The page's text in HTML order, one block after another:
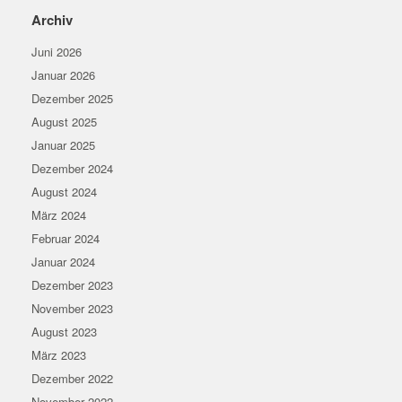
Archiv
Juni 2026
Januar 2026
Dezember 2025
August 2025
Januar 2025
Dezember 2024
August 2024
März 2024
Februar 2024
Januar 2024
Dezember 2023
November 2023
August 2023
März 2023
Dezember 2022